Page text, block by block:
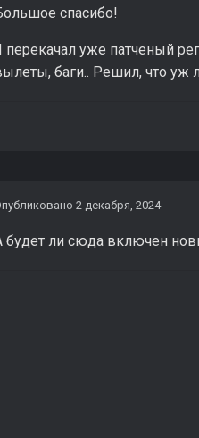
спасибо!
перекачал уже патченый
баги.. Решил, что уж
2 декабря, 2024
будет ли сюда включен